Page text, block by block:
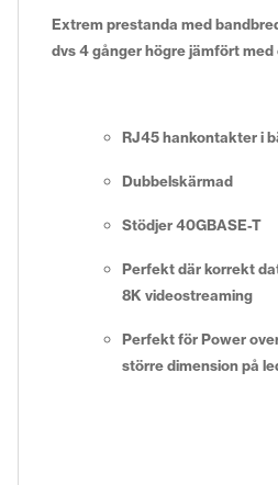
Extrem prestanda med
dvs 4 gånger högre jämfört
RJ45 hankontakter i
Dubbelskärmad
Stödjer 40GBASE-T
Perfekt där korrekt
8K videostreaming
Perfekt för Power
större dimension på